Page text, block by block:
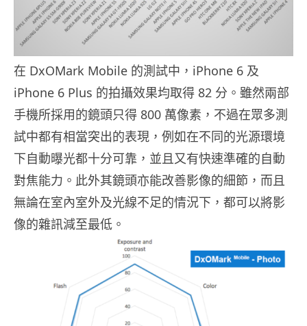
在 DxOMark Mobile 的測試中，iPhone 6 及
iPhone 6 Plus 的拍攝效果均取得 82 分。雖然兩部
手機所採用的鏡頭只得 800 萬像素，不過在眾多測
試中都有相當突出的表現，例如在不同的光源環境
下自動曝光都十分可靠，並且又有快速準確的自動
對焦能力。此外其鏡頭亦能改善影像的細節，而且
無論在室內室外及光線不足的情況下，都可以將影
像的雜訊減至最低。